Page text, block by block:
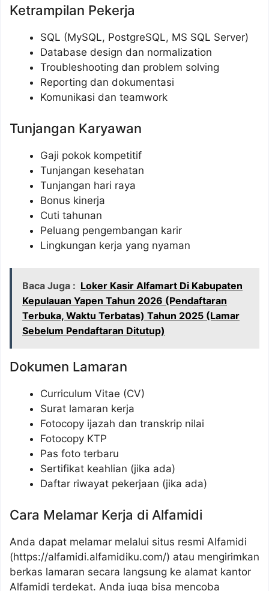
Ketrampilan Pekerja
SQL (MySQL, PostgreSQL, MS SQL Server)
Database design dan normalization
Troubleshooting dan problem solving
Reporting dan dokumentasi
Komunikasi dan teamwork
Tunjangan Karyawan
Gaji pokok kompetitif
Tunjangan kesehatan
Tunjangan hari raya
Bonus kinerja
Cuti tahunan
Peluang pengembangan karir
Lingkungan kerja yang nyaman
Baca Juga : Loker Kasir Alfamart Di Kabupaten
Kepulauan Yapen Tahun 2026 (Pendaftaran
Terbuka, Waktu Terbatas) Tahun 2025 (Lamar
Sebelum Pendaftaran Ditutup)
Dokumen Lamaran
Curriculum Vitae (CV)
Surat lamaran kerja
Fotocopy ijazah dan transkrip nilai
Fotocopy KTP
Pas foto terbaru
Sertifikat keahlian (jika ada)
Daftar riwayat pekerjaan (jika ada)
Cara Melamar Kerja di Alfamidi
Anda dapat melamar melalui situs resmi Alfamidi
(https://alfamidi.alfamidiku.com/) atau mengirimkan
berkas lamaran secara langsung ke alamat kantor
Alfamidi terdekat. Anda juga bisa mencoba